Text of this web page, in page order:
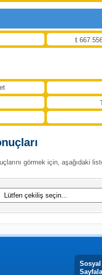
görmek için, aşağıdaki